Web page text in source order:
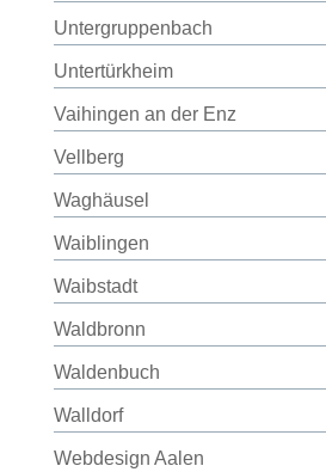
Untergruppenbach
Untertürkheim
Vaihingen an der Enz
Vellberg
Waghäusel
Waiblingen
Waibstadt
Waldbronn
Waldenbuch
Walldorf
Webdesign Aalen